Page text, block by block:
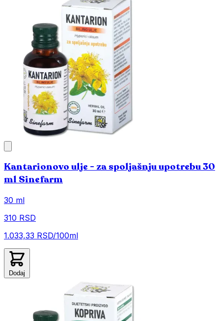
Kantarionovo ulje - za spoljašnju upotrebu 30
ml Sinefarm
30 ml
310 RSD
1.033,33 RSD/100ml
Dodaj